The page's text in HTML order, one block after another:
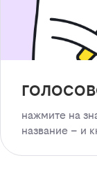
нажмите на
название – и